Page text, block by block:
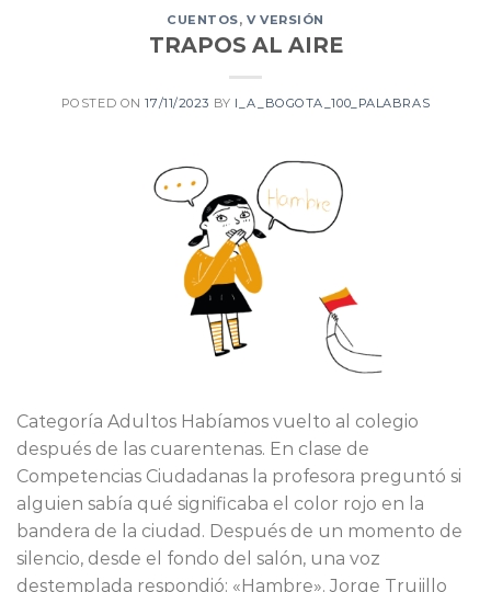
CUENTOS, V VERSIÓN
TRAPOS AL AIRE
POSTED ON17/11/2023 BY I_A_BOGOTA_100_PALABRAS
Categoría Adultos Habíamos vuelto al colegio
después de las cuarentenas. En clase de
Competencias Ciudadanas la profesora preguntó si
alguien sabía qué significaba el color rojo en la
bandera de la ciudad. Después de un momento de
silencio, desde el fondo del salón, una voz
destemplada respondió: «Hambre». Jorge Trujillo